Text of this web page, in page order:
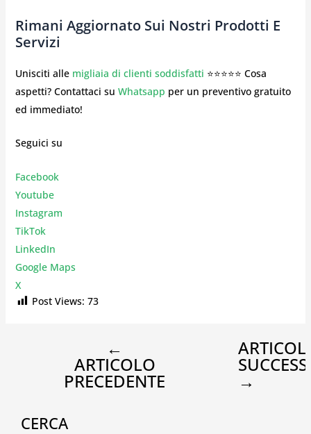
Rimani Aggiornato Sui Nostri Prodotti E
Servizi
Unisciti alle migliaia di clienti soddisfatti ⭐⭐⭐⭐⭐ Cosa
aspetti? Contattaci su Whatsapp per un preventivo gratuito
ed immediato!
Seguici su
Facebook
Youtube
Instagram
TikTok
LinkedIn
Google Maps
X
Post Views: 73
←
ARTICOLO
PRECEDENTE →
CERCA